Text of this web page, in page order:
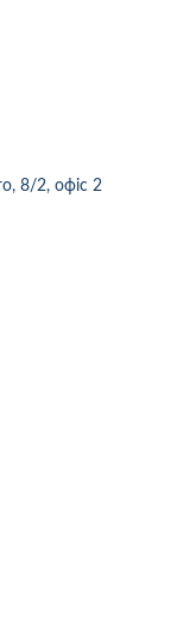
8/2, офіс 2